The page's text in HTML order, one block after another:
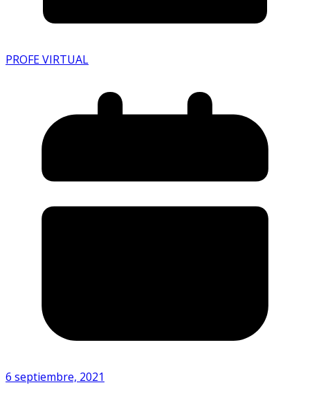
PROFE VIRTUAL
6 septiembre, 2021